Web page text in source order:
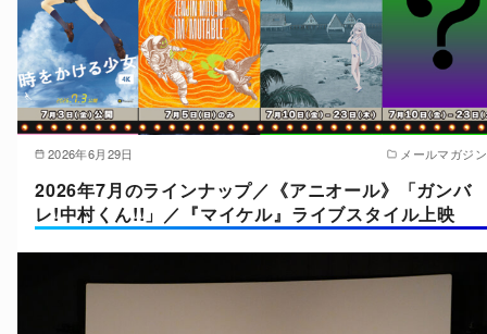
2026年6月29日 メールマガジン
2026年7月のラインナップ／《アニオール》「ガンバ
レ!中村くん!!」／『マイケル』ライブスタイル上映